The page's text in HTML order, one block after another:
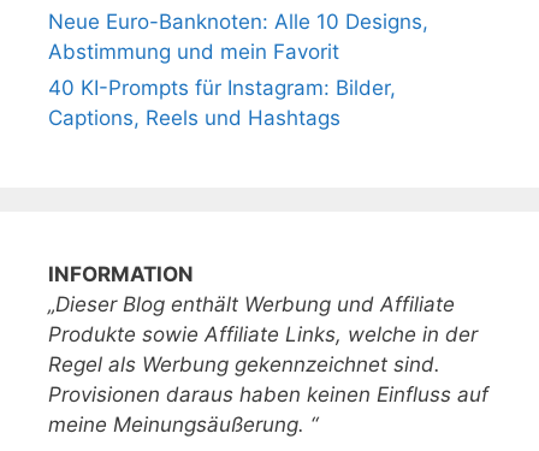
Neue Euro-Banknoten: Alle 10 Designs,
Abstimmung und mein Favorit
40 KI-Prompts für Instagram: Bilder,
Captions, Reels und Hashtags
INFORMATION
„Dieser Blog enthält Werbung und Affiliate
Produkte sowie Affiliate Links, welche in der
Regel als Werbung gekennzeichnet sind.
Provisionen daraus haben keinen Einfluss auf
meine Meinungsäußerung. “